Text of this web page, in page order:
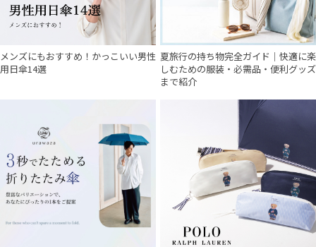
メンズにもおすすめ！かっこいい男性
用日傘14選
夏旅行の持ち物完全ガイド｜快適に楽
しむための服装・必需品・便利グッズ
まで紹介